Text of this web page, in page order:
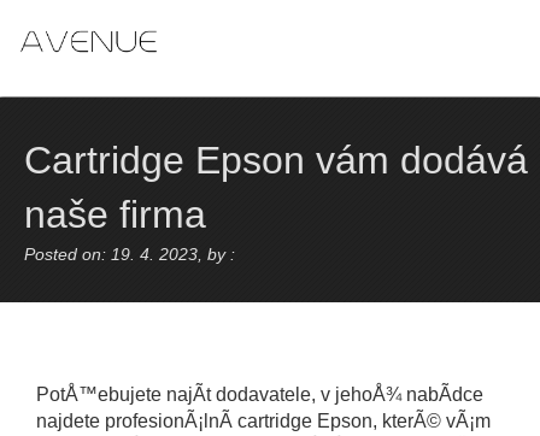
Cartridge Epson vám dodává
naše firma
Posted on: 19. 4. 2023, by :
PotÅ™ebujete najÃ­t dodavatele, v jehoÅ¾ nabÃ­dce
najdete profesionÃ¡lnÃ­ cartridge Epson, kterÃ© vÃ¡m